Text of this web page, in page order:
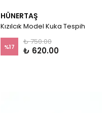
HÜNERTAŞ
Kızılcık Model Kuka Tespih
%17
₺ 750.00
₺ 620.00